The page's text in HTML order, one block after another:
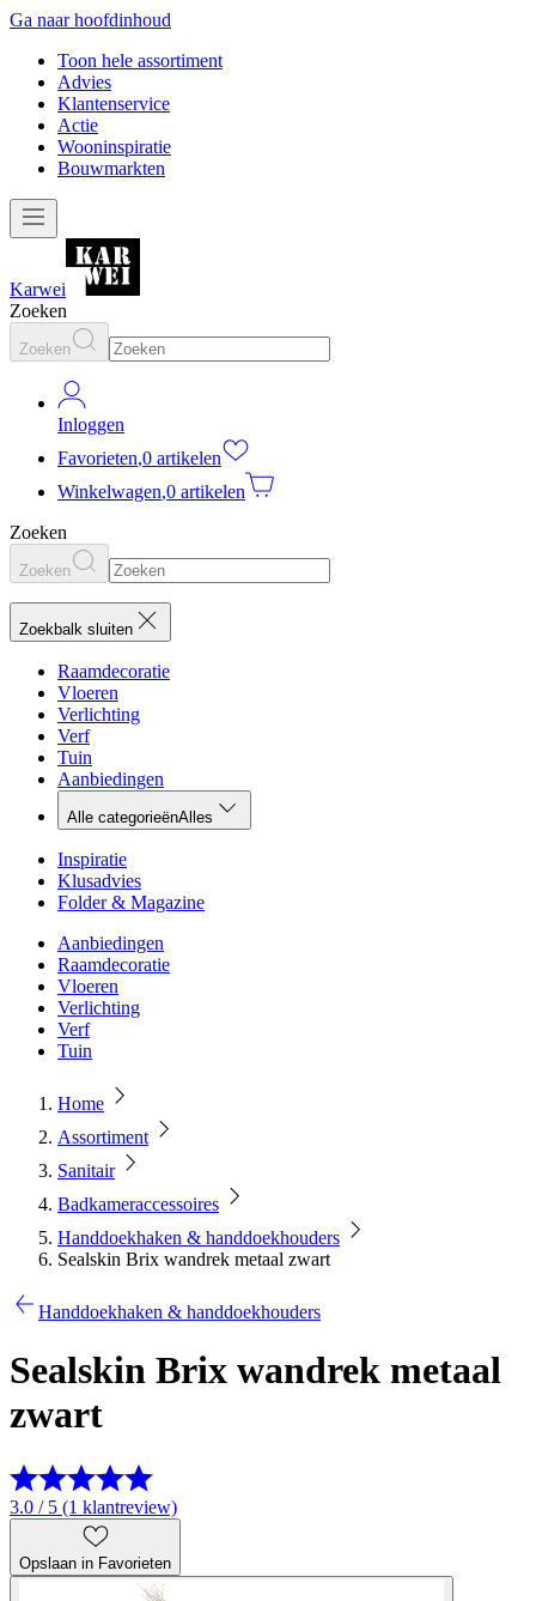
Ga naar hoofdinhoud
Toon hele assortiment
Advies
Klantenservice
Actie
Wooninspiratie
Bouwmarkten
Karwei
Zoeken
Zoeken
Inloggen
Favorieten,0 artikelen
Winkelwagen,0 artikelen
Zoeken
Zoeken
Zoekbalk sluiten
Raamdecoratie
Vloeren
Verlichting
Verf
Tuin
Aanbiedingen
Alle categorieënAlles
Inspiratie
Klusadvies
Folder & Magazine
Aanbiedingen
Raamdecoratie
Vloeren
Verlichting
Verf
Tuin
Home
Assortiment
Sanitair
Badkameraccessoires
Handdoekhaken & handdoekhouders
Sealskin Brix wandrek metaal zwart
Handdoekhaken & handdoekhouders
Sealskin Brix wandrek metaal
zwart
3.0 / 5 (1 klantreview)
Opslaan in Favorieten